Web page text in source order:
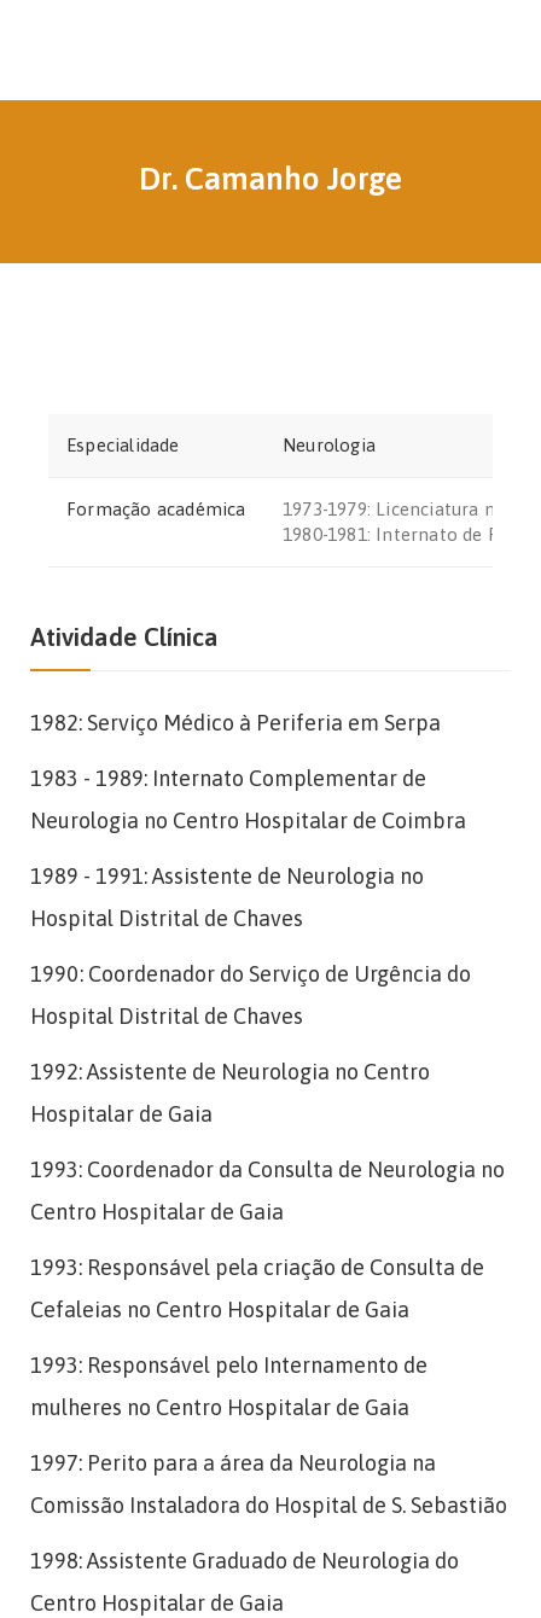
Dr. Camanho Jorge
Especialidade Neurologia
Formação académica
1973-1979: Licenciatura na
1980-1981: Internato de
Atividade Clínica
1982: Serviço Médico à Periferia em Serpa
1983 - 1989: Internato Complementar de
Neurologia no Centro Hospitalar de Coimbra
1989 - 1991: Assistente de Neurologia no
Hospital Distrital de Chaves
1990: Coordenador do Serviço de Urgência do
Hospital Distrital de Chaves
1992: Assistente de Neurologia no Centro
Hospitalar de Gaia
1993: Coordenador da Consulta de Neurologia no
Centro Hospitalar de Gaia
1993: Responsável pela criação de Consulta de
Cefaleias no Centro Hospitalar de Gaia
1993: Responsável pelo Internamento de
mulheres no Centro Hospitalar de Gaia
1997: Perito para a área da Neurologia na
Comissão Instaladora do Hospital de S. Sebastião
1998: Assistente Graduado de Neurologia do
Centro Hospitalar de Gaia